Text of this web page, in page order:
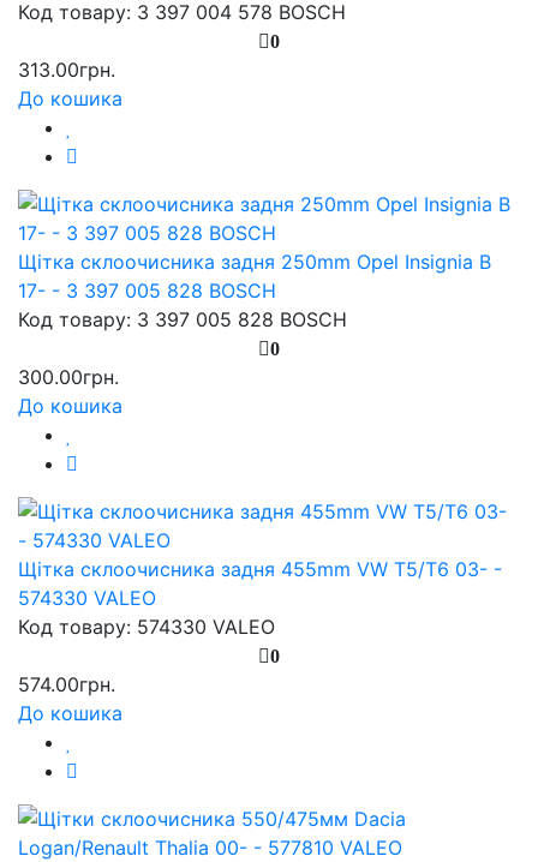
Код товару: 3 397 004 578 BOSCH
0
313.00грн.
До кошика
Щітка склоочисника задня 250mm Opel Insignia B
17- - 3 397 005 828 BOSCH
Код товару: 3 397 005 828 BOSCH
0
300.00грн.
До кошика
Щітка склоочисника задня 455mm VW T5/T6 03- -
574330 VALEO
Код товару: 574330 VALEO
0
574.00грн.
До кошика